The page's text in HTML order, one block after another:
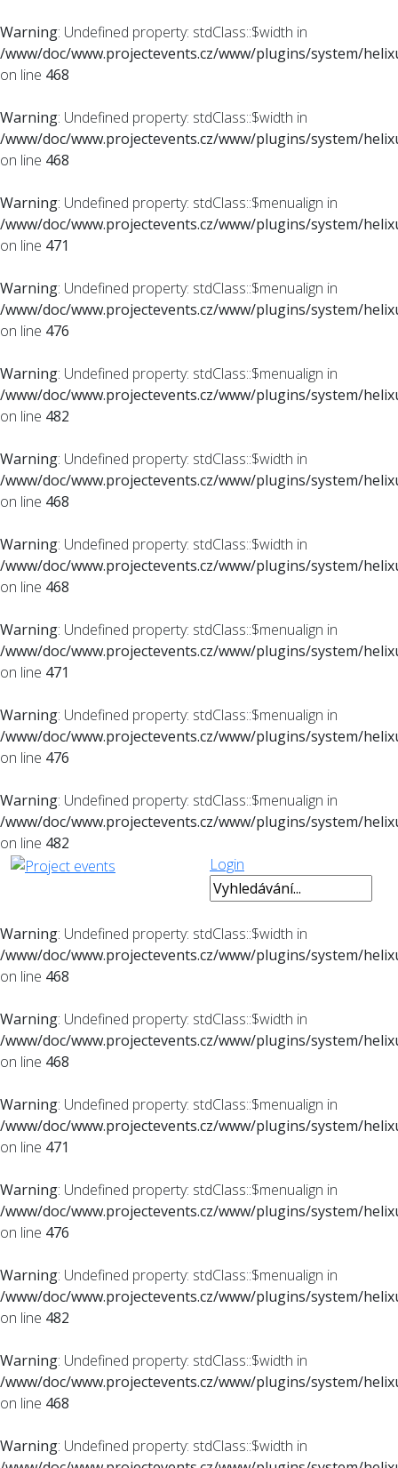
Warning: Undefined property: stdClass::$width in
/www/doc/www.projectevents.cz/www/plugins/system/
on line 468
Warning: Undefined property: stdClass::$width in
/www/doc/www.projectevents.cz/www/plugins/system/
on line 468
Warning: Undefined property: stdClass::$menualign in
/www/doc/www.projectevents.cz/www/plugins/system/
on line 471
Warning: Undefined property: stdClass::$menualign in
/www/doc/www.projectevents.cz/www/plugins/system/
on line 476
Warning: Undefined property: stdClass::$menualign in
/www/doc/www.projectevents.cz/www/plugins/system/
on line 482
Warning: Undefined property: stdClass::$width in
/www/doc/www.projectevents.cz/www/plugins/system/
on line 468
Warning: Undefined property: stdClass::$width in
/www/doc/www.projectevents.cz/www/plugins/system/
on line 468
Warning: Undefined property: stdClass::$menualign in
/www/doc/www.projectevents.cz/www/plugins/system/
on line 471
Warning: Undefined property: stdClass::$menualign in
/www/doc/www.projectevents.cz/www/plugins/system/
on line 476
Warning: Undefined property: stdClass::$menualign in
/www/doc/www.projectevents.cz/www/plugins/system/
on line 482
Login
Warning: Undefined property: stdClass::$width in
/www/doc/www.projectevents.cz/www/plugins/system/
on line 468
Warning: Undefined property: stdClass::$width in
/www/doc/www.projectevents.cz/www/plugins/system/
on line 468
Warning: Undefined property: stdClass::$menualign in
/www/doc/www.projectevents.cz/www/plugins/system/
on line 471
Warning: Undefined property: stdClass::$menualign in
/www/doc/www.projectevents.cz/www/plugins/system/
on line 476
Warning: Undefined property: stdClass::$menualign in
/www/doc/www.projectevents.cz/www/plugins/system/
on line 482
Warning: Undefined property: stdClass::$width in
/www/doc/www.projectevents.cz/www/plugins/system/
on line 468
Warning: Undefined property: stdClass::$width in